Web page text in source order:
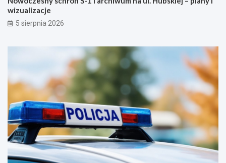
wizualizacje
5 sierpnia 2026